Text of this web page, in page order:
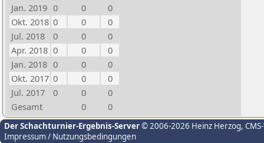
Jan. 2019 0 0
0
Okt. 2018 0 0
0
Jul. 2018
0 0
0
Apr. 2018 0 0
0
Jan. 2018 0 0
0
Okt. 2017 0 0
0
Jul. 2017
0 0
0
Gesamt
0 0
Der Schachturnier-Ergebnis-Server© 2006-2026 Heinz Herzog,
Impressum / Nutzungsbedingungen